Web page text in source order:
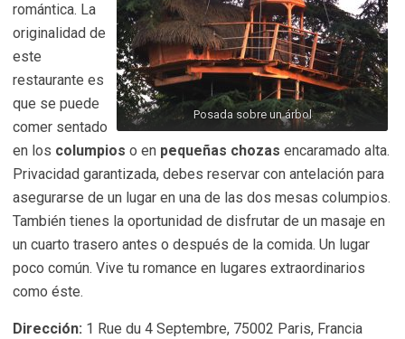
Posada sobre un árbol
romántica. La
originalidad de
este
restaurante es
que se puede
comer sentado
en los columpios o en pequeñas chozas encaramado alta.
Privacidad garantizada, debes reservar con antelación para
asegurarse de un lugar en una de las dos mesas columpios.
También tienes la oportunidad de disfrutar de un masaje en
un cuarto trasero antes o después de la comida. Un lugar
poco común. Vive tu romance en lugares extraordinarios
como éste.
Dirección: 1 Rue du 4 Septembre, 75002 Paris, Francia